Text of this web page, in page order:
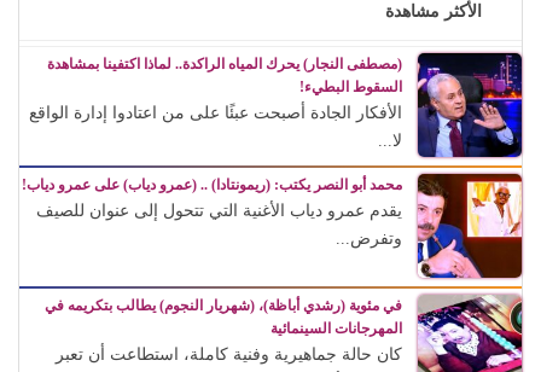
الأكثر مشاهدة
(مصطفى النجار) يحرك المياه الراكدة.. لماذا اكتفينا بمشاهدة
السقوط البطيء!
الأفكار الجادة أصبحت عبئًا على من اعتادوا إدارة الواقع
لا...
محمد أبو النصر يكتب: (ريمونتادا) .. (عمرو دياب) على عمرو دياب!
يقدم عمرو دياب الأغنية التي تتحول إلى عنوان للصيف
وتفرض...
في مئوية (رشدي أباظة)، (شهريار النجوم) يطالب بتكريمه في
المهرجانات السينمائية
كان حالة جماهيرية وفنية كاملة، استطاعت أن تعبر